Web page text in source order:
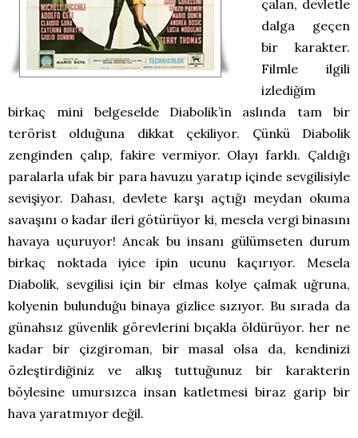
çalan, devletle
dalga geçen
bir karakter.
Filmle ilgili
izlediğim
birkaç mini belgeselde Diabolik’in aslında tam bir
terörist olduğuna dikkat çekiliyor. Çünkü Diabolik
zenginden çalıp, fakire vermiyor. Olayı farklı. Çaldığı
paralarla ufak bir para havuzu yaratıp içinde sevgilisiyle
sevişiyor. Dahası, devlete karşı açtığı meydan okuma
savaşını o kadar ileri götürüyor ki, mesela vergi binasını
havaya uçuruyor! Ancak bu insanı gülümseten durum
birkaç noktada iyice ipin ucunu kaçırıyor. Mesela
Diabolik, sevgilisi için bir elmas kolye çalmak uğruna,
kolyenin bulunduğu binaya gizlice sızıyor. Bu sırada da
günahsız güvenlik görevlerini bıçakla öldürüyor. her ne
kadar bir çizgiroman, bir masal olsa da, kendinizi
özleştirdiğiniz ve alkış tuttuğunuz bir karakterin
böylesine umursızca insan katletmesi biraz garip bir
hava yaratmıyor değil.